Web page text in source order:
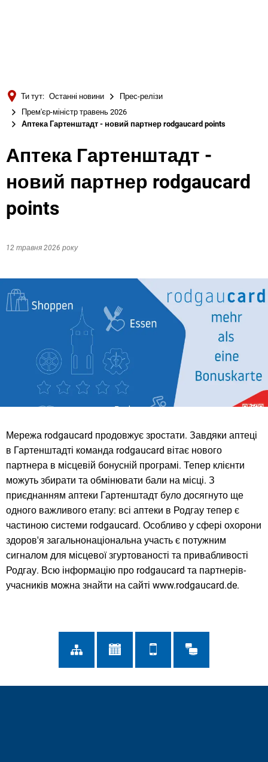
Български
MENÜ
Ти тут: Останні новини
Прес-релізи
Прем'єр-міністр травень 2026
Аптека Гартенштадт - новий партнер rodgaucard points
Аптека Гартенштадт -
новий партнер rodgaucard
points
12 травня 2026 року
Мережа rodgaucard продовжує зростати. Завдяки аптеці
в Гартенштадті команда rodgaucard вітає нового
партнера в місцевій бонусній програмі. Тепер клієнти
можуть збирати та обмінювати бали на місці. З
приєднанням аптеки Гартенштадт було досягнуто ще
одного важливого етапу: всі аптеки в Родгау тепер є
частиною системи rodgaucard. Особливо у сфері охорони
здоров'я загальнонаціональна участь є потужним
сигналом для місцевої згуртованості та привабливості
Родгау. Всю інформацію про rodgaucard та партнерів-
учасників можна знайти на сайті www.rodgaucard.de.